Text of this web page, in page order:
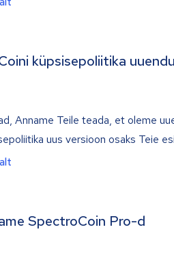
küpsisepoliitika
Anname Teile teada, et oleme
uus versioon osaks Teie
SpectroCoin Pro-d